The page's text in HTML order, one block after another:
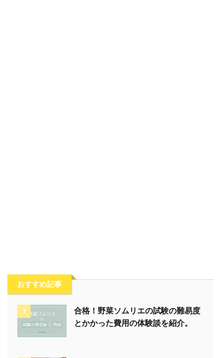
おすすめ記事
1
合格！野菜ソムリエの試験の難易度
とかかった費用の体験談を紹介。